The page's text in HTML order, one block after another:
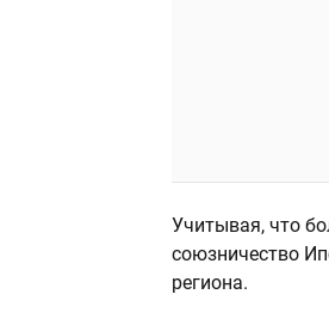
Учитывая, что
союзничество
региона.